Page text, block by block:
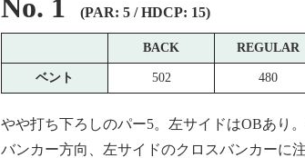
No. 1 (PAR: 5 / HDCP: 15)
BACK REGULAR
ベント 502 480
やや打ち下ろしのパー5。左サイドはOBあり
バンカー方向、左サイドのクロスバンカーに